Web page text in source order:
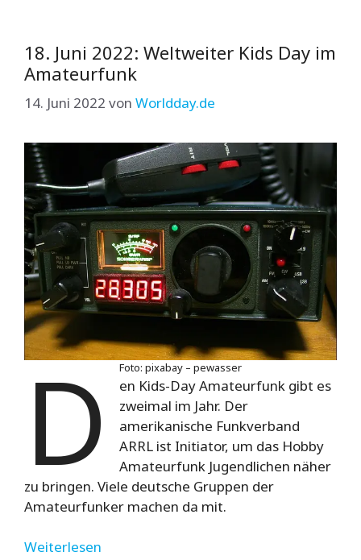
18. Juni 2022: Weltweiter Kids Day im
Amateurfunk
14. Juni 2022 von Worldday.de
Foto: pixabay – pewasser
D
en Kids-Day Amateurfunk gibt es
zweimal im Jahr. Der
amerikanische Funkverband
ARRL ist Initiator, um das Hobby
Amateurfunk Jugendlichen näher
zu bringen. Viele deutsche Gruppen der
Amateurfunker machen da mit.
Weiterlesen